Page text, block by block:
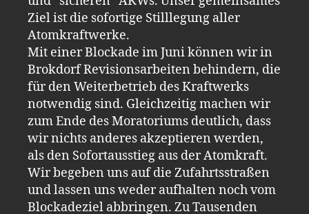
Ziel ist die sofortige Stilllegung aller
Atomkraftwerke.
Mit einer Blockade im Juni können wir in
Brokdorf Revisionsarbeiten behindern, die
für den Weiterbetrieb des Kraftwerks
notwendig sind. Gleichzeitig machen wir
zum Ende des Moratoriums deutlich, dass
wir nichts anderes akzeptieren werden,
als den Sofortausstieg aus der Atomkraft.
Wir begeben uns auf die Zufahrtsstraßen
und lassen uns weder aufhalten noch vom
Blockadeziel abbringen. Zu Tausenden